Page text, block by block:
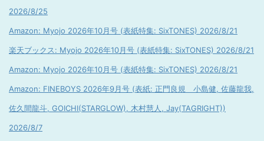
2026/8/25
Amazon: Myojo 2026年10月号 (表紙特集: SixTONES) 2026/8/21
楽天ブックス: Myojo 2026年10月号 (表紙特集: SixTONES) 2026/8/21
Amazon: Myojo 2026年10月号 (表紙特集: SixTONES) 2026/8/21
Amazon: FINEBOYS 2026年9月号 (表紙: 正門良規 小島健, 佐藤龍我,
佐久間龍斗, GOICHI(STARGLOW), 木村慧人, Jay(TAGRIGHT))
2026/8/7